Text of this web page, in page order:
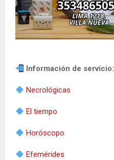
Información de servicio:
Necrológicas
El tiempo
Horóscopo
Efemérides